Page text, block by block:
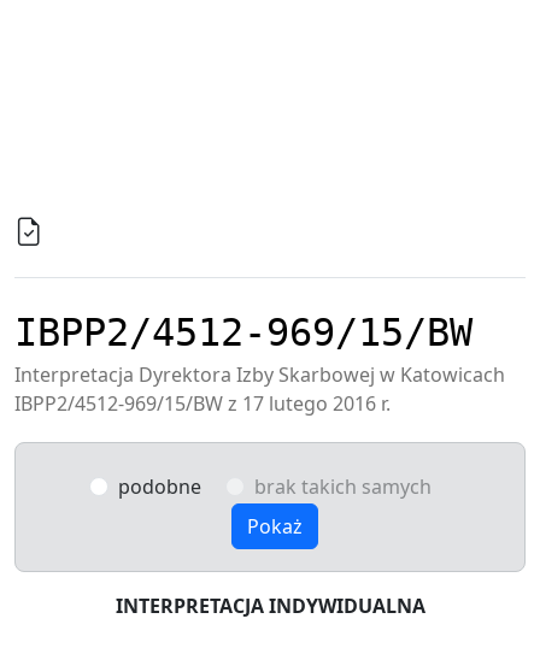
IBPP2/4512-969/15/BW
Interpretacja Dyrektora Izby Skarbowej w Katowicach
IBPP2/4512-969/15/BW z 17 lutego 2016 r.
podobne
brak takich samych
Pokaż
INTERPRETACJA INDYWIDUALNA